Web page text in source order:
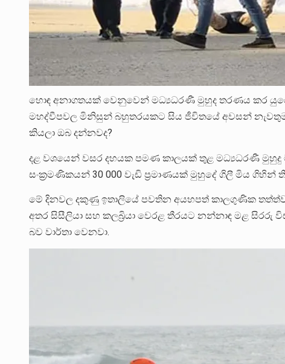
හොඳ අනාගතයක් වෙනුවෙන් මධ්‍යධරණී මුහුද තරණය කර
මහද්වීපවල මිනිසුන් බහුතරයකට සිය ජීවිතයේ අවසන්
කියලා ඔබ දන්නවද?
දළ වශයෙන් වසර දහයක පමණ කාලයක් තුළ මධ්‍යධරණී
සංක්‍රමණිකයන් 30 000 වැඩි ප්‍රමාණයක් මුහුදේ ගිලී මිය ගිහින්
මේ දිනවල දකුණු ඉතාලියේ පවතින අයහපත් කාලගුණික
අතර සිසීලියා සහ කලබ්‍රියා වෙරළ තීරයට නන්නාඳ මළ
බව වාර්තා වෙනවා.